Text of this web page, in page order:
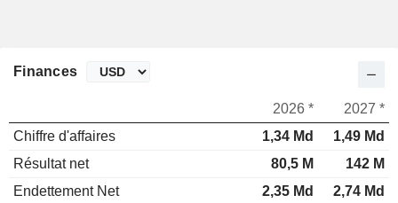
Finances
2026 *
2027 *
Chiffre d'affaires
1,34 Md
1,49 Md
Résultat net
80,5 M
142 M
Endettement Net
2,35 Md 2,74 Md